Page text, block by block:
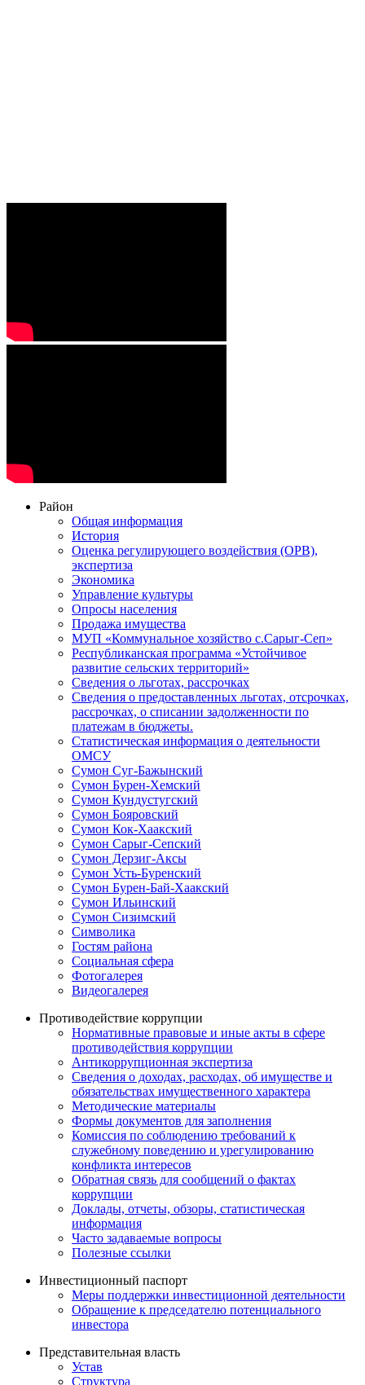
Район
Общая информация
История
Оценка регулирующего воздействия (ОРВ),
экспертиза
Экономика
Управление культуры
Опросы населения
Продажа имущества
МУП «Коммунальное хозяйство с.Сарыг-Сеп»
Республиканская программа «Устойчивое
развитие сельских территорий»
Сведения о льготах, рассрочках
Сведения о предоставленных льготах, отсрочках,
рассрочках, о списании задолженности по
платежам в бюджеты.
Статистическая информация о деятельности
ОМСУ
Сумон Суг-Бажынский
Сумон Бурен-Хемский
Сумон Кундустугский
Сумон Бояровский
Сумон Кок-Хаакский
Сумон Сарыг-Сепский
Сумон Дерзиг-Аксы
Сумон Усть-Буренский
Сумон Бурен-Бай-Хаакский
Сумон Ильинский
Сумон Сизимский
Символика
Гостям района
Социальная сфера
Фотогалерея
Видеогалерея
Противодействие коррупции
Нормативные правовые и иные акты в сфере
противодействия коррупции
Антикоррупционная экспертиза
Сведения о доходах, расходах, об имуществе и
обязательствах имущественного характера
Методические материалы
Формы документов для заполнения
Комиссия по соблюдению требований к
служебному поведению и урегулированию
конфликта интересов
Обратная связь для сообщений о фактах
коррупции
Доклады, отчеты, обзоры, статистическая
информация
Часто задаваемые вопросы
Полезные ссылки
Инвестиционный паспорт
Меры поддержки инвестиционной деятельности
Обращение к председателю потенциального
инвестора
Представительная власть
Устав
Структура